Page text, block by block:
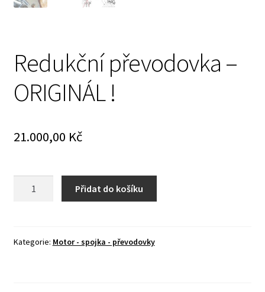
Redukční převodovka –
ORIGINÁL !
21.000,00 Kč
!
Přidat do košíku
Kategorie: Motor - spojka - převodovky